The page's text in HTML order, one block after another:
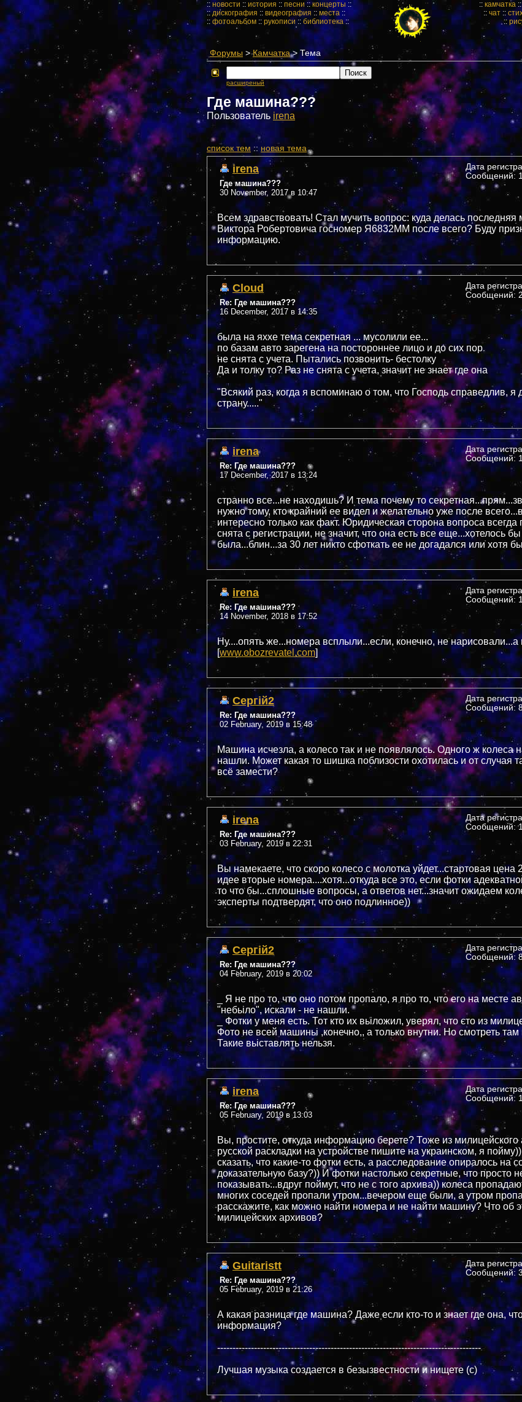
:: новости :: история :: песни::концерты ::
::дискография :: видеография :: места ::
:: фотоальбом :: рукописи :: библиотека::
:: камчатка
:: чат ::
::
Форумы >Камчатка> Тема
расширеный
Где машина???
Пользователь irena
cписок тем :: новая тема
irena
Где машина???
30 November, 2017 в 10:47
Дата
Сообщений:
Всем здравствовать! Стал мучить вопрос: куда делась
Виктора Робертовича госномер Я6832ММ после всего? Буду
информацию.
Cloud
Re: Где машина???
16 December, 2017 в 14:35
Дата
Сообщений:
была на яххе тема секретная ... мусолили ее...
по базам авто зарегена на постороннее лицо и до сих пор
не снята с учета. Пытались позвонить- бестолку
Да и толку то? Раз не снята с учета, значит не знает где она
"Всякий раз, когда я вспоминаю о том, что Господь справедлив, я
страну....."
irena
Re: Где машина???
17 December, 2017 в 13:24
Дата
Сообщений:
странно все...не находишь? И тема почему то
нужно тому, кто крайний ее видел и желательно уже после
интересно только как факт. Юридическая сторона вопроса
снята с регистрации, не значит, что она есть все еще...хотелось
была...блин...за 30 лет никто сфоткать ее не догадался или хотя
irena
Re: Где машина???
14 November, 2018 в 17:52
Дата
Сообщений:
Ну....опять же...номера всплыли...если, конечно, не
[www.obozrevatel.com]
Сергій2
Re: Где машина???
02 February, 2019 в 15:48
Дата
Сообщений:
Машина исчезла, а колесо так и не появлялось. Одного ж колеса
нашли. Может какая то шишка поблизости охотилась и от случая
всё замести?
irena
Re: Где машина???
03 February, 2019 в 22:31
Дата
Сообщений:
Вы намекаете, что скоро колесо с молотка уйдет...стартовая цена
идее вторые номера....хотя...откуда все это, если фотки
то что бы...сплошные вопросы, а ответов нет...значит ожидаем
эксперты подтвердят, что оно подлинное))
Сергій2
Re: Где машина???
04 February, 2019 в 20:02
Дата
Сообщений:
_ Я не про то, что оно потом пропало, я про то, что его на месте
"небьіло", искали - не нашли.
_ Фотки у меня есть. Тот кто их вьіложил, уверял, что єто из
Фото не всей машиньі ,конечно,, а только внутни. Но смотреть
Такие вьіставлять нельзя.
irena
Re: Где машина???
05 February, 2019 в 13:03
Дата
Сообщений:
Вы, простите, откуда информацию берете? Тоже из милицейского
русской раскладки на устройстве пишите на украинском, я
сказать, что какие-то фотки есть, а расследование опиралось на
доказательную базу?)) И фотки настолько секретные, что просто
показывать...вдруг поймут, что не с того архива)) колеса
многих соседей пропали утром...вечером еще были, а утром
расскажите, как можно найти номера и не найти машину? Что об
милицейских архивов?
Guitaristt
Re: Где машина???
05 February, 2019 в 21:26
Дата
Сообщений:
А какая разница где машина? Даже если кто-то и знает где она,
информация?
--------------------------------------------------------------------------------------
Лучшая музыка создается в безызвестности и нищете (c)